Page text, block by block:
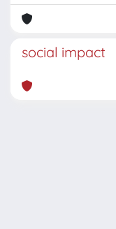
social impact